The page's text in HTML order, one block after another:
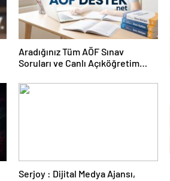
Aradığınız Tüm AÖF Sınav
Soruları ve Canlı Açıköğretim
Serjoy : Dijital Medya Ajansı,